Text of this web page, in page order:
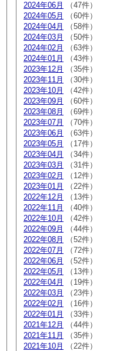
2024年06月
（47件）
2024年05月
（60件）
2024年04月
（58件）
2024年03月
（50件）
2024年02月
（63件）
2024年01月
（43件）
2023年12月
（35件）
2023年11月
（30件）
2023年10月
（42件）
2023年09月
（60件）
2023年08月
（69件）
2023年07月
（70件）
2023年06月
（63件）
2023年05月
（17件）
2023年04月
（34件）
2023年03月
（31件）
2023年02月
（12件）
2023年01月
（22件）
2022年12月
（13件）
2022年11月
（40件）
2022年10月
（42件）
2022年09月
（44件）
2022年08月
（52件）
2022年07月
（72件）
2022年06月
（52件）
2022年05月
（13件）
2022年04月
（19件）
2022年03月
（23件）
2022年02月
（16件）
2022年01月
（33件）
2021年12月
（44件）
2021年11月
（35件）
2021年10月
（22件）